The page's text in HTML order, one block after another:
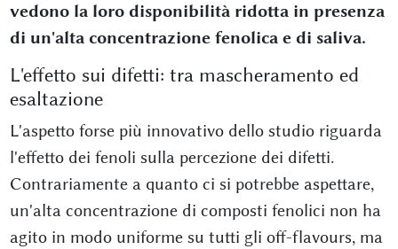
vedono la loro disponibilità ridotta in presenza
di un'alta concentrazione fenolica e di saliva.
L'effetto sui difetti: tra mascheramento ed
esaltazione
L'aspetto forse più innovativo dello studio riguarda
l'effetto dei fenoli sulla percezione dei difetti.
Contrariamente a quanto ci si potrebbe aspettare,
un'alta concentrazione di composti fenolici non ha
agito in modo uniforme su tutti gli off-flavours, ma